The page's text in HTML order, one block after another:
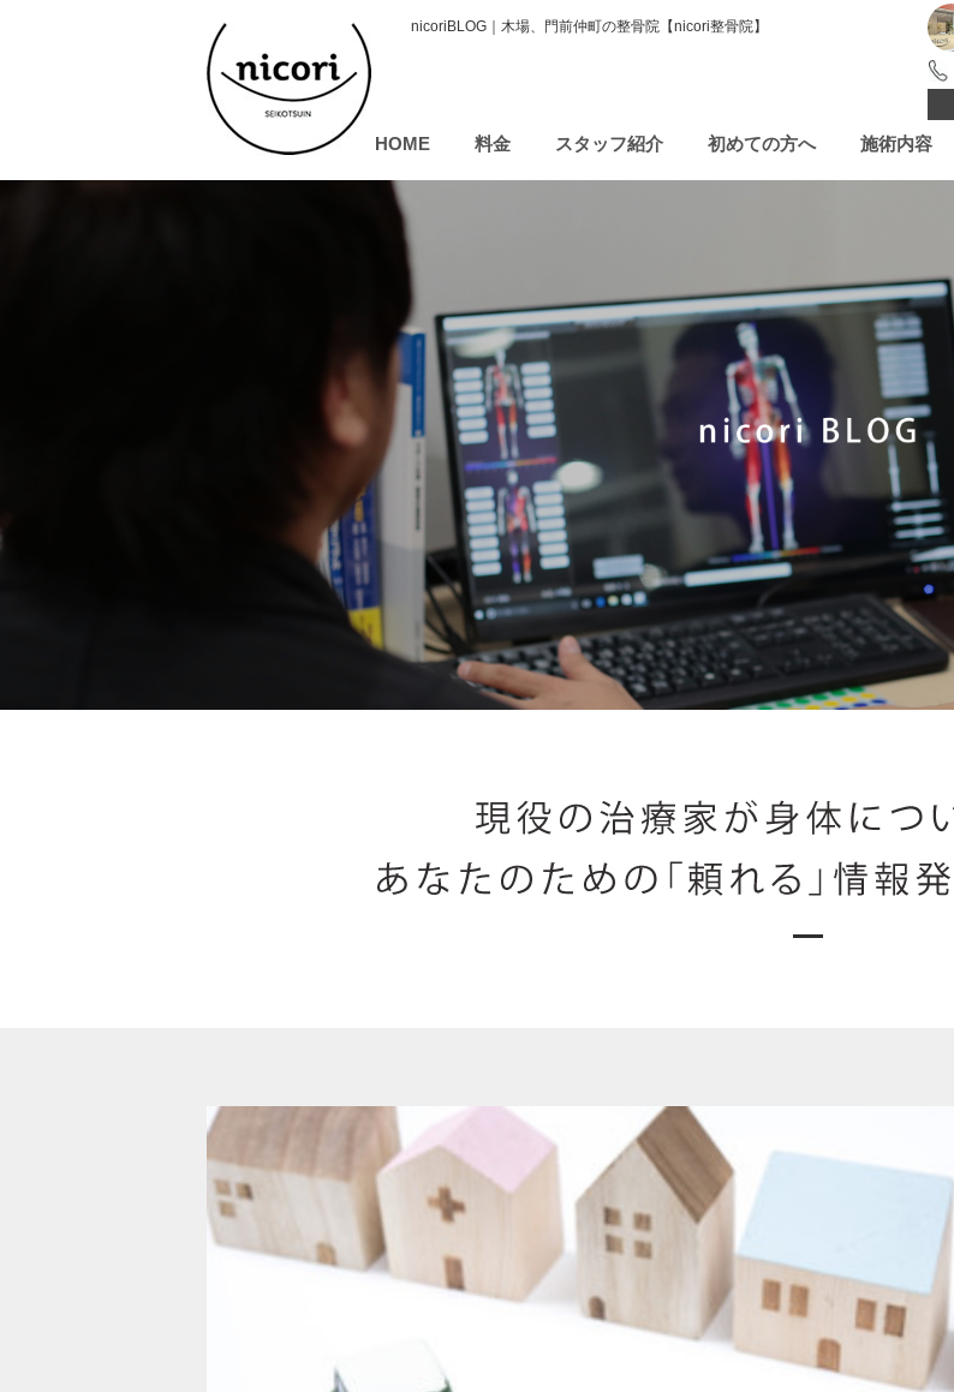
nicoriBLOG｜木場、門前仲町の整骨院【nicori整骨院】
HOME
料金 スタッフ紹介 初めての方へ 施術内容